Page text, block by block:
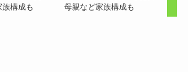
構成も
母親など家族構成も